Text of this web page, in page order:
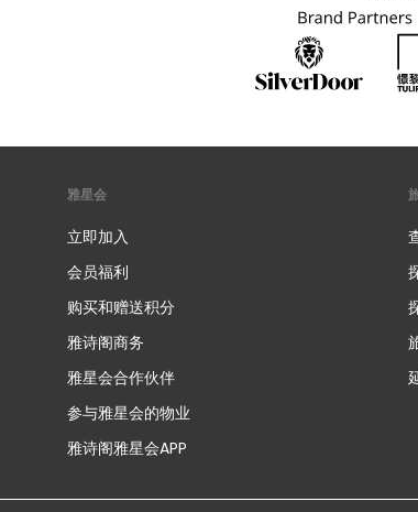
雅星会
立即加入
会员福利
购买和赠送积分
雅诗阁商务
雅星会合作伙伴
参与雅星会的物业
雅诗阁雅星会APP